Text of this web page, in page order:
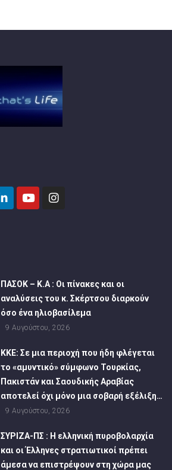
ΠΑΣΟΚ – Κ.Α : Οι πίνακες και οι
αναλύσεις του κ. Σκέρτσου διαρκούν
όσο ένα ηλιοβασίλεμα
9 Αυγούστου, 2026
ΚΚΕ: Σε μια περιοχή που ήδη φλέγεται
το «αμυντικό» σύμφωνο Τουρκίας,
Πακιστάν και Σαουδικής Αραβίας
αποτελεί όχι μόνο μια σοβαρή εξέλιξη…
9 Αυγούστου, 2026
ΣΥΡΙΖΑ-ΠΣ : Η ελληνική πυροβολαρχία
και οι Έλληνες στρατιωτικοί πρέπει
άμεσα να επιστρέψουν στη χώρα μας